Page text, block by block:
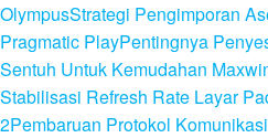
OlympusStrategi Pengimporan
Pragmatic PlayPentingnya
Sentuh Untuk Kemudahan
Stabilisasi Refresh Rate Layar
2Pembaruan Protokol